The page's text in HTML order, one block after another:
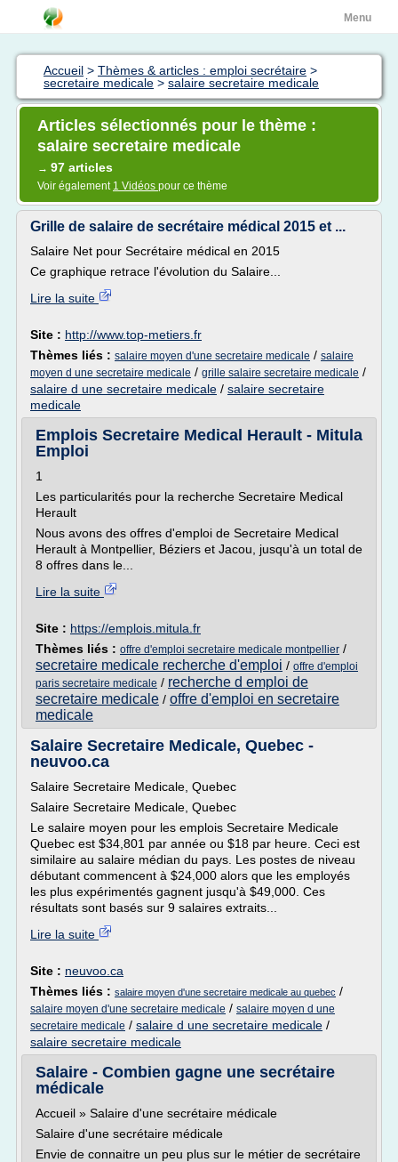
Menu
Accueil > Thèmes & articles : emploi secrétaire >
secretaire medicale > salaire secretaire medicale
Articles sélectionnés pour le thème :
salaire secretaire medicale
→ 97 articles
Voir également 1 Vidéos pour ce thème
Grille de salaire de secrétaire médical 2015 et ...
Salaire Net pour Secrétaire médical en 2015
Ce graphique retrace l'évolution du Salaire...
Lire la suite
Site : http://www.top-metiers.fr
Thèmes liés : salaire moyen d'une secretaire medicale / salaire
moyen d une secretaire medicale / grille salaire secretaire medicale /
salaire d une secretaire medicale / salaire secretaire
medicale
Emplois Secretaire Medical Herault - Mitula
Emploi
1
Les particularités pour la recherche Secretaire Medical
Herault
Nous avons des offres d'emploi de Secretaire Medical
Herault à Montpellier, Béziers et Jacou, jusqu'à un total de
8 offres dans le...
Lire la suite
Site : https://emplois.mitula.fr
Thèmes liés : offre d'emploi secretaire medicale montpellier /
secretaire medicale recherche d'emploi / offre d'emploi
paris secretaire medicale / recherche d emploi de
secretaire medicale / offre d'emploi en secretaire
medicale
Salaire Secretaire Medicale, Quebec -
neuvoo.ca
Salaire Secretaire Medicale, Quebec
Salaire Secretaire Medicale, Quebec
Le salaire moyen pour les emplois Secretaire Medicale
Quebec est $34,801 par année ou $18 par heure. Ceci est
similaire au salaire médian du pays. Les postes de niveau
débutant commencent à $24,000 alors que les employés
les plus expérimentés gagnent jusqu'à $49,000. Ces
résultats sont basés sur 9 salaires extraits...
Lire la suite
Site : neuvoo.ca
Thèmes liés : salaire moyen d'une secretaire medicale au quebec /
salaire moyen d'une secretaire medicale / salaire moyen d une
secretaire medicale / salaire d une secretaire medicale /
salaire secretaire medicale
Salaire - Combien gagne une secrétaire
médicale
Accueil » Salaire d'une secrétaire médicale
Salaire d'une secrétaire médicale
Envie de connaitre un peu plus sur le métier de secrétaire